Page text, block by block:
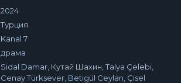
2024
Турция
Kanal 7
драма
Sidal Damar, Кутай Шахин, Talya Çelebi,
Cenay Türksever, Betigül Ceylan, Çisel